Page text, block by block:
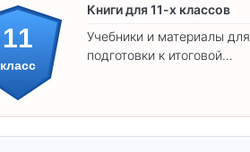
11
класс
Книги для 11-х классов
Учебники и материалы для
подготовки к итоговой